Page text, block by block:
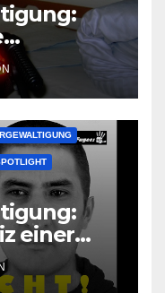
einer
diese